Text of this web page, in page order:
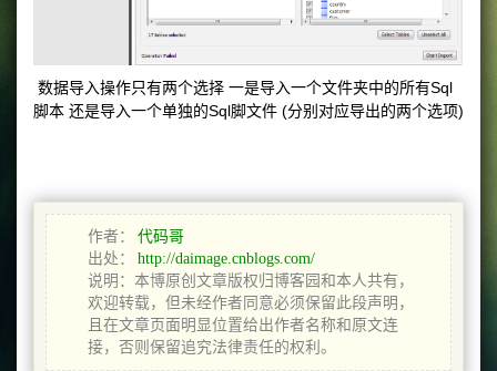
数据导入操作只有两个选择 一是导入一个文件夹中的所有Sql
脚本 还是导入一个单独的Sql脚文件 (分别对应导出的两个选项)
作者：
代码哥
出处：
http://daimage.cnblogs.com/
说明：本博原创文章版权归博客园和本人共有，
欢迎转载，但未经作者同意必须保留此段声明，
且在文章页面明显位置给出作者名称和原文连
接，否则保留追究法律责任的权利。